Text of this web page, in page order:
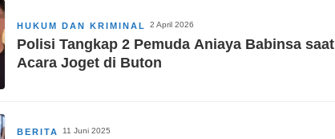
HUKUM DAN KRIMINAL 2 April 2026
Polisi Tangkap 2 Pemuda Aniaya Babinsa saat
Acara Joget di Buton
BERITA 11 Juni 2025